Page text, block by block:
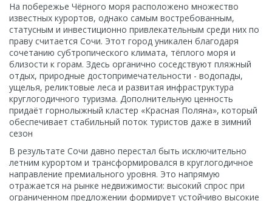
На побережье Чёрного моря расположено множество
известных курортов, однако самым востребованным,
статусным и инвестиционно привлекательным среди них по
праву считается Сочи. Этот город уникален благодаря
сочетанию субтропического климата, тёплого моря и
близости к горам. Здесь органично соседствуют пляжный
отдых, природные достопримечательности - водопады,
ущелья, реликтовые леса и развитая инфраструктура
круглогодичного туризма. Дополнительную ценность
придаёт горнолыжный кластер «Красная Поляна», который
обеспечивает стабильный поток туристов даже в зимний
сезон
В результате Сочи давно перестал быть исключительно
летним курортом и трансформировался в круглогодичное
направление премиального уровня. Это напрямую
отражается на рынке недвижимости: высокий спрос при
ограниченном предложении формирует устойчиво высокие